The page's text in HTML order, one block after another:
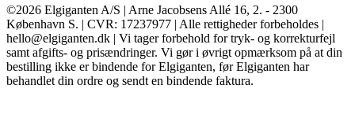
©2026 Elgiganten A/S | Arne Jacobsens Allé 16, 2. - 2300
København S. | CVR: 17237977 | Alle rettigheder forbeholdes |
hello@elgiganten.dk | Vi tager forbehold for tryk- og korrekturfejl
samt afgifts- og prisændringer. Vi gør i øvrigt opmærksom på at din
bestilling ikke er bindende for Elgiganten, før Elgiganten har
behandlet din ordre og sendt en bindende faktura.